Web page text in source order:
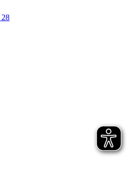
28